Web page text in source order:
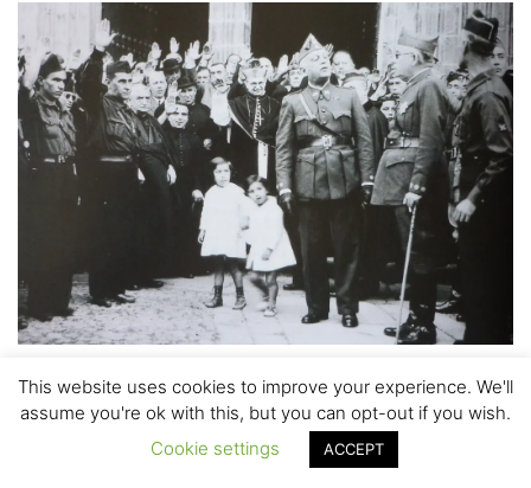
y falangistas, en los primeros días del Alzamiento
A modo de conclusión
This website uses cookies to improve your experience. We'll
assume you're ok with this, but you can opt-out if you wish.
Cookie settings
ACCEPT